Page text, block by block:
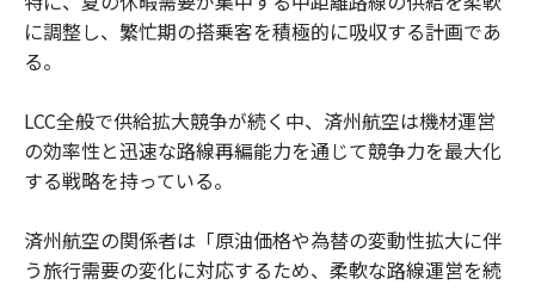
に調整し、繁忙期の搭乗客を積極的に吸収する計画であ
る。
LCC全般で供給拡大競争が続く中、済州航空は機材運営
の効率性と迅速な路線再編能力を通じて競争力を最大化
する戦略を持っている。
済州航空の関係者は「原油価格や為替の変動性拡大に伴
う旅行需要の変化に対応するため、柔軟な路線運営を続